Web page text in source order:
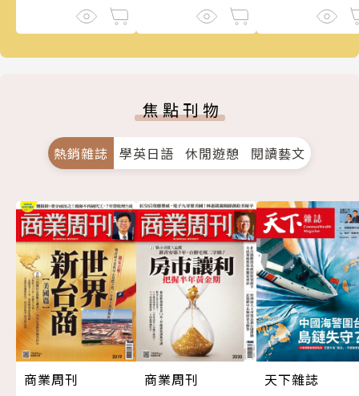
焦點刊物
熱銷雜誌 學英日語 休閒遊憩 閱讀藝文
商業周刊
商業周刊
天下雜誌